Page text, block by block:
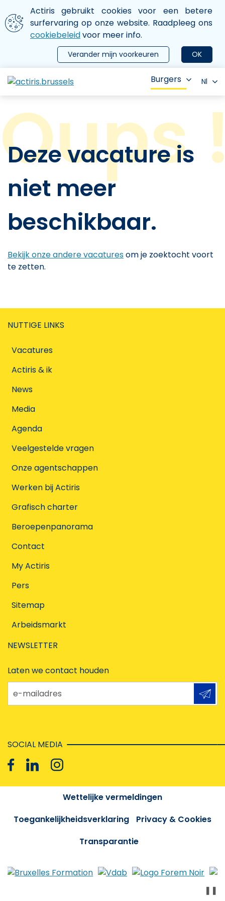
Aller au contenu principal
We gebruiken cookies
Actiris gebruikt cookies voor een betere
surfervaring op onze website. Raadpleeg ons
cookiebeleidvoor meer info.
OK
Verander mijn voorkeuren
le menu
Burgers Nl
Deze vacature is
niet meer
beschikbaar.
Bekijk onze andere vacaturesom je zoektocht voort
te zetten.
NUTTIGE LINKS
Vacatures
Actiris & ik
News
Media
Agenda
Veelgestelde vragen
Onze agentschappen
Werken bij Actiris
Grafisch charter
Beroepenpanorama
Contact
My Actiris
Pers
Sitemap
Arbeidsmarkt
NEWSLETTER
Laten we contact houden
e-mailadres
SOCIAL MEDIA
Wettelijke vermeldingen
Toegankelijkheidsverklaring
Privacy & Cookies
Transparantie
❚❚